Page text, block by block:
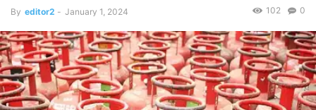
By editor2 - January 1, 2024 0
102